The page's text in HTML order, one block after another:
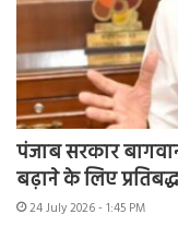
पंजाब सरकार
बढ़ाने के लिए प्रतिबद्ध
24 July 2026 - 1:45 PM